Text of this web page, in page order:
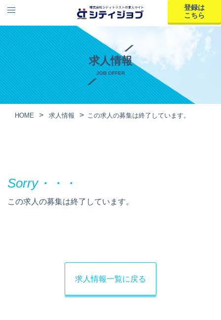
登録は
こちら
求人情報
JOB OFFER
HOME 求人情報 この求人の募集は終了しています。
この求人の募集は終了しています。
求人情報一覧に戻る